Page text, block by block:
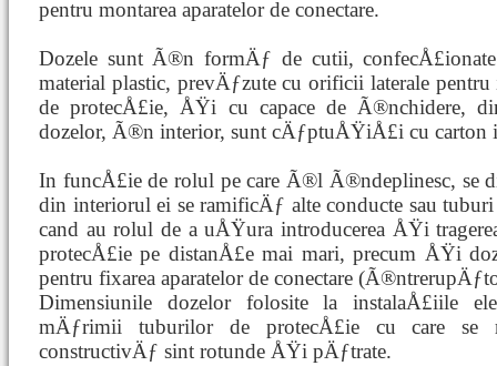
pentru montarea aparatelor de conectare.
Dozele sunt Ã®n formÄƒ de cutii,
material plastic, prevÄƒzute cu orificii laterale
de protecÅ£ie, ÅŸi cu capace de Ã®nchidere,
dozelor, Ã®n interior, sunt cÄƒptuÅŸiÅ£i cu carton
In funcÅ£ie de rolul pe care Ã®l Ã®ndeplinesc, se
din interiorul ei se ramificÄƒ alte conducte sau
cand au rolul de a uÅŸura introducerea ÅŸi
protecÅ£ie pe distanÅ£e mai mari, precum ÅŸi
pentru fixarea aparatelor de conectare
Dimensiunile dozelor folosite la instalaÅ£iile
mÄƒrimii tuburilor de protecÅ£ie cu care se
constructivÄƒ sint rotunde ÅŸi pÄƒtrate.